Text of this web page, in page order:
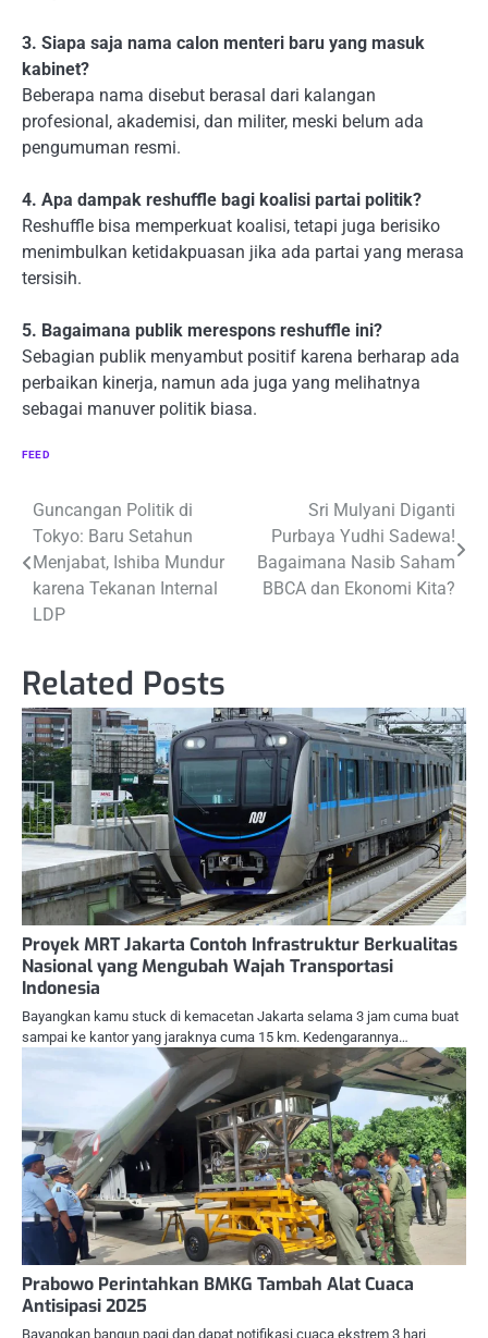
3. Siapa saja nama calon menteri baru yang masuk
kabinet?
Beberapa nama disebut berasal dari kalangan
profesional, akademisi, dan militer, meski belum ada
pengumuman resmi.
4. Apa dampak reshuffle bagi koalisi partai politik?
Reshuffle bisa memperkuat koalisi, tetapi juga berisiko
menimbulkan ketidakpuasan jika ada partai yang merasa
tersisih.
5. Bagaimana publik merespons reshuffle ini?
Sebagian publik menyambut positif karena berharap ada
perbaikan kinerja, namun ada juga yang melihatnya
sebagai manuver politik biasa.
FEED
Navigasi
pos
Guncangan Politik di
Tokyo: Baru Setahun
Menjabat, Ishiba Mundur
karena Tekanan Internal
LDP
Sri Mulyani Diganti
Purbaya Yudhi Sadewa!
Bagaimana Nasib Saham
BBCA dan Ekonomi Kita?
Related Posts
Proyek MRT Jakarta Contoh Infrastruktur Berkualitas
Nasional yang Mengubah Wajah Transportasi
Indonesia
Bayangkan kamu stuck di kemacetan Jakarta selama 3 jam cuma buat
sampai ke kantor yang jaraknya cuma 15 km. Kedengarannya…
Prabowo Perintahkan BMKG Tambah Alat Cuaca
Antisipasi 2025
Bayangkan bangun pagi dan dapat notifikasi cuaca ekstrem 3 hari